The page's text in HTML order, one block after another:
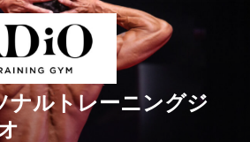
ナルトレーニングジ